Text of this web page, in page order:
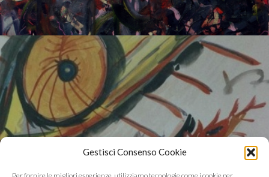
Gestisci Consenso Cookie
La ricerca 1989-1993